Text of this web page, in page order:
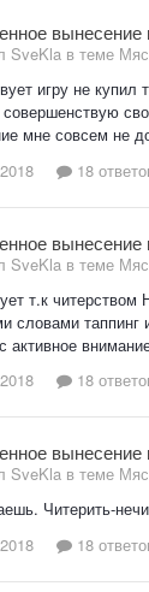
вынесение
SveKla в теме
игру не купил
совершенствую
мне совсем не
18
вынесение
SveKla в теме
т.к
словами таппинг
активное
18
вынесение
SveKla в теме
Читерить-
18